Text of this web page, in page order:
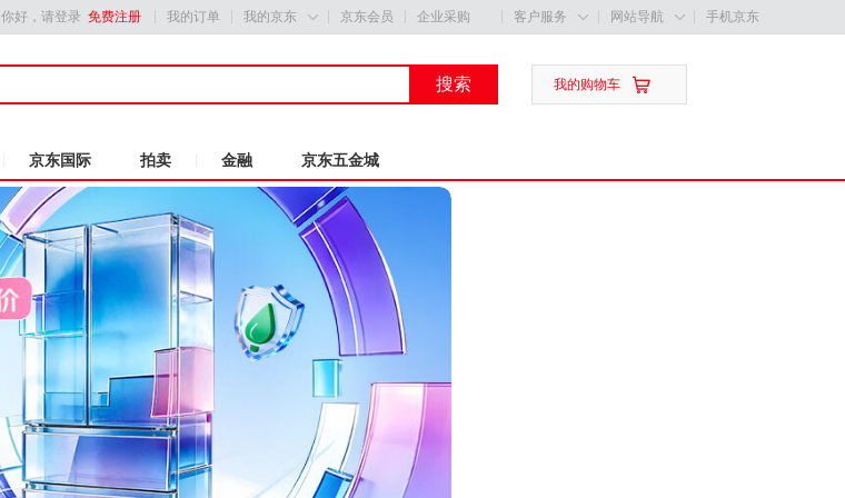
你好，请登录 免费注册 我的订单 我的京东  京东会员 企业采购 客户服务  网站导航  手机京东
搜索 
我的购物车
京东国际 拍卖 金融 京东五金城